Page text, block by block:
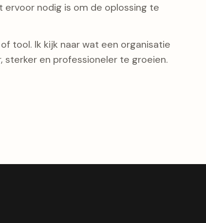
nodig is om de oplossing te
tool. Ik kijk naar wat een organisatie
sterker en professioneler te groeien.